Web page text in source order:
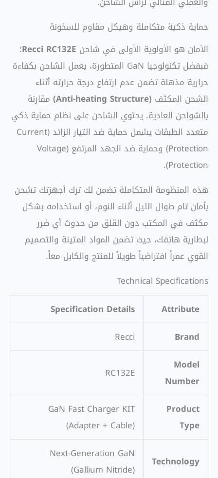
حماية ذكية متكاملة وهيكل مقاوم للسخونة
الأمان هو الأولوية الأولى في شاحن Recci RC132E؛
فبفضل تكنولوجيا GaN المتطورة، يعمل الشاحن بكفاءة
حرارية مذهلة تضمن عدم ارتفاع درجة حرارته أثناء
الشحن المكثف (Anti-heating Structure)
مقارنة
بالشواحن العادية. يحتوي الشاحن على نظام حماية ذكي
متعدد الطبقات يشمل حماية ضد التيار الزائد (Current
Protection) وحماية ضد الجهد المرتفع (Voltage
Protection).
هذه المنظومة المتكاملة تضمن لك ترك أجهزتك تشحن
بأمان تام طوال الليل أثناء النوم، أو استخدامه بشكل
مكثف في المكتب دون القلق من حدوث أي ضرر
لبطارية هاتفك، حيث تضمن المواد المتينة والتصميم
القوي عمراً افتراضياً طويلاً للمنتج والكابل معاً.
Technical Specifications
Attribute
Specification Details
Brand
Recci
Model
Number
RC132E
Product
Type
GaN Fast Charger KIT
(Adapter + Cable)
Technology
Next-Generation GaN
(Gallium Nitride)